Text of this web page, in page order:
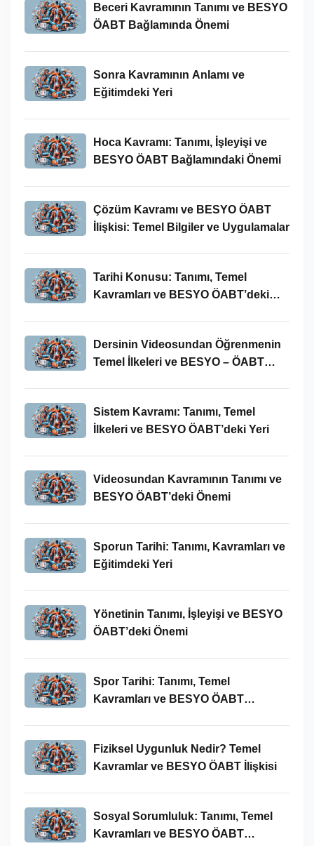
Beceri Kavramının Tanımı ve BESYO
ÖABT Bağlamında Önemi
Sonra Kavramının Anlamı ve
Eğitimdeki Yeri
Hoca Kavramı: Tanımı, İşleyişi ve
BESYO ÖABT Bağlamındaki Önemi
Çözüm Kavramı ve BESYO ÖABT
İlişkisi: Temel Bilgiler ve Uygulamalar
Tarihi Konusu: Tanımı, Temel
Kavramları ve BESYO ÖABT’deki
Dersinin Videosundan Öğrenmenin
Temel İlkeleri ve BESYO – ÖABT
Sistem Kavramı: Tanımı, Temel
İlkeleri ve BESYO ÖABT’deki Yeri
Videosundan Kavramının Tanımı ve
BESYO ÖABT’deki Önemi
Sporun Tarihi: Tanımı, Kavramları ve
Eğitimdeki Yeri
Yönetinin Tanımı, İşleyişi ve BESYO
ÖABT’deki Önemi
Spor Tarihi: Tanımı, Temel
Kavramları ve BESYO ÖABT
Fiziksel Uygunluk Nedir? Temel
Kavramlar ve BESYO ÖABT İlişkisi
Sosyal Sorumluluk: Tanımı, Temel
Kavramları ve BESYO ÖABT